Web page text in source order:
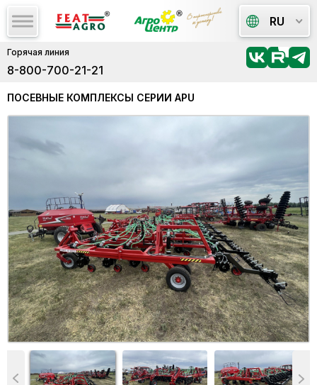
RU
Горячая линия
8-800-700-21-21
ПОСЕВНЫЕ КОМПЛЕКСЫ СЕРИИ АРU